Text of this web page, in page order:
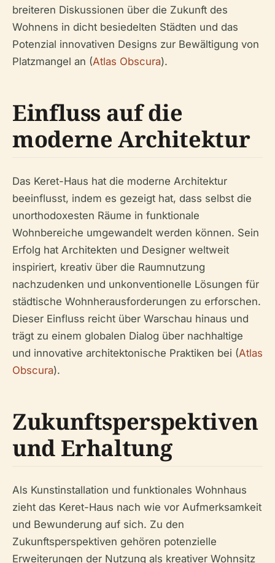
breiteren Diskussionen über die Zukunft des
Wohnens in dicht besiedelten Städten und das
Potenzial innovativen Designs zur Bewältigung von
Platzmangel an (Atlas Obscura).
Einfluss auf die
moderne Architektur
Das Keret-Haus hat die moderne Architektur
beeinflusst, indem es gezeigt hat, dass selbst die
unorthodoxesten Räume in funktionale
Wohnbereiche umgewandelt werden können. Sein
Erfolg hat Architekten und Designer weltweit
inspiriert, kreativ über die Raumnutzung
nachzudenken und unkonventionelle Lösungen für
städtische Wohnherausforderungen zu erforschen.
Dieser Einfluss reicht über Warschau hinaus und
trägt zu einem globalen Dialog über nachhaltige
und innovative architektonische Praktiken bei (Atlas
Obscura).
Zukunftsperspektiven
und Erhaltung
Als Kunstinstallation und funktionales Wohnhaus
zieht das Keret-Haus nach wie vor Aufmerksamkeit
und Bewunderung auf sich. Zu den
Zukunftsperspektiven gehören potenzielle
Erweiterungen der Nutzung als kreativer Wohnsitz